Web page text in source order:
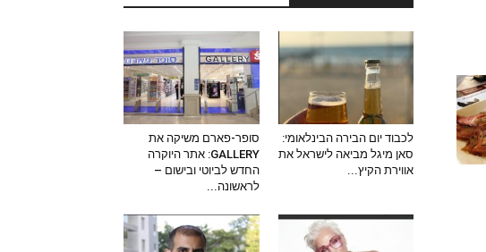
לכבוד יום הבירה הבינלאומי:
סאן מיגל מביאה לישראל את
אווירת הקיץ...
סופר-פארם משיקה את
GALLERY: אתר היוקרה
החדש לביוטי ובישום –
לראשונה...